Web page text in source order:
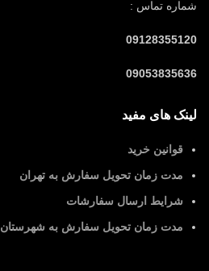
شماره تماس :
09128355120
09053835636
لینک های مفید
قوانین خرید
مدت زمان تحویل سفارش به تهران
شرایط ارسال سفارشات
مدت زمان تحویل سفارش به شهرستان